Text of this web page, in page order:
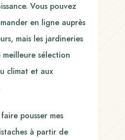
Vous pouvez
en ligne auprès
mais les jardineries
sélection
climat et aux
pousser mes
à partir de